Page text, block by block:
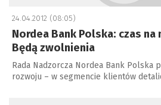
24.04.2012 (08:05)
Nordea Bank Polska: czas
Będą zwolnienia
Rada Nadzorcza Nordea Bank Polska
rozwoju – w segmencie klientów